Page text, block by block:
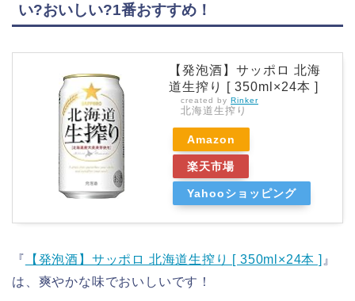
い?おいしい?1番おすすめ！
【発泡酒】サッポロ 北海
道生搾り [ 350ml×24本 ]
created by Rinker
北海道生搾り
Amazon
楽天市場
Yahooショッピング
『 【発泡酒】サッポロ 北海道生搾り [ 350ml×24本 ] 』
は、爽やかな味でおいしいです！